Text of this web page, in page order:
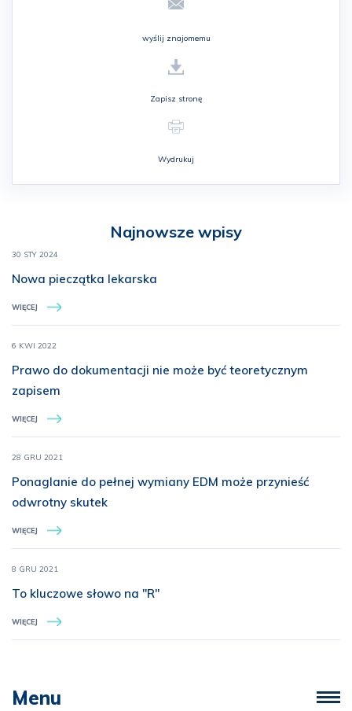
Najnowsze wpisy
30 STY 2024
Nowa pieczątka lekarska
WIĘCEJ
6 KWI 2022
Prawo do dokumentacji nie może być teoretycznym
zapisem
WIĘCEJ
28 GRU 2021
Ponaglanie do pełnej wymiany EDM może przynieść
odwrotny skutek
WIĘCEJ
8 GRU 2021
To kluczowe słowo na ''R''
WIĘCEJ
Menu
wyślij znajomemu
Zapisz stronę
Wydrukuj